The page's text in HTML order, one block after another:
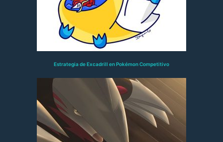
Estrategia de Excadrill en Pokémon Competitivo